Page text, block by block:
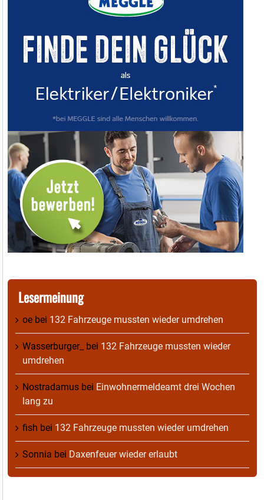
Lesermeinung
oe bei 132 Fahrzeuge mussten wieder umdrehen
Wasserburger_ bei 132 Fahrzeuge mussten wieder
umdrehen
Nostradamus bei Einwohnermeldeamt drei Wochen
lang zu
fish bei 132 Fahrzeuge mussten wieder umdrehen
Sonnia bei Daxenfeuer wieder erlaubt